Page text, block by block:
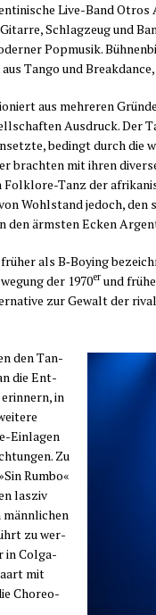
Live-Band
Schlag­zeug und
Pop­mu­sik.
Tan­go und
aus meh­re­ren
Aus­druck. Der
bedingt durch
brach­ten mit ihren
Tanz der
Wohl­stand jedoch,
ärms­ten Ecken
frü­her als B‑Boying
der 1970er und
zur Gewalt der
den Tan­
die Ent­
in
Ein­la­gen
Zu
Rum­bo«
las­ziv
männ­li­chen
zu wer­
in Col­ga­
mit
Cho­reo­